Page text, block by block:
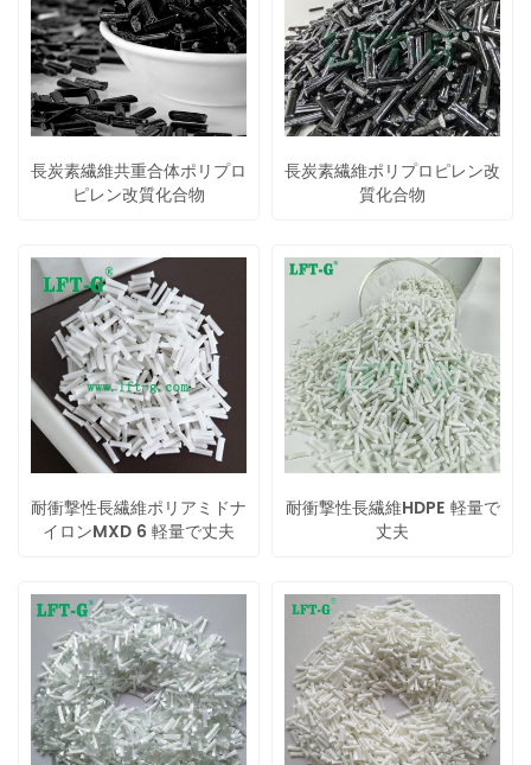
長炭素繊維共重合体ポリプロ
ピレン改質化合物
長炭素繊維ポリプロピレン改
質化合物
耐衝撃性長繊維ポリアミドナ
イロンMXD 6 軽量で丈夫
耐衝撃性長繊維HDPE 軽量で
丈夫